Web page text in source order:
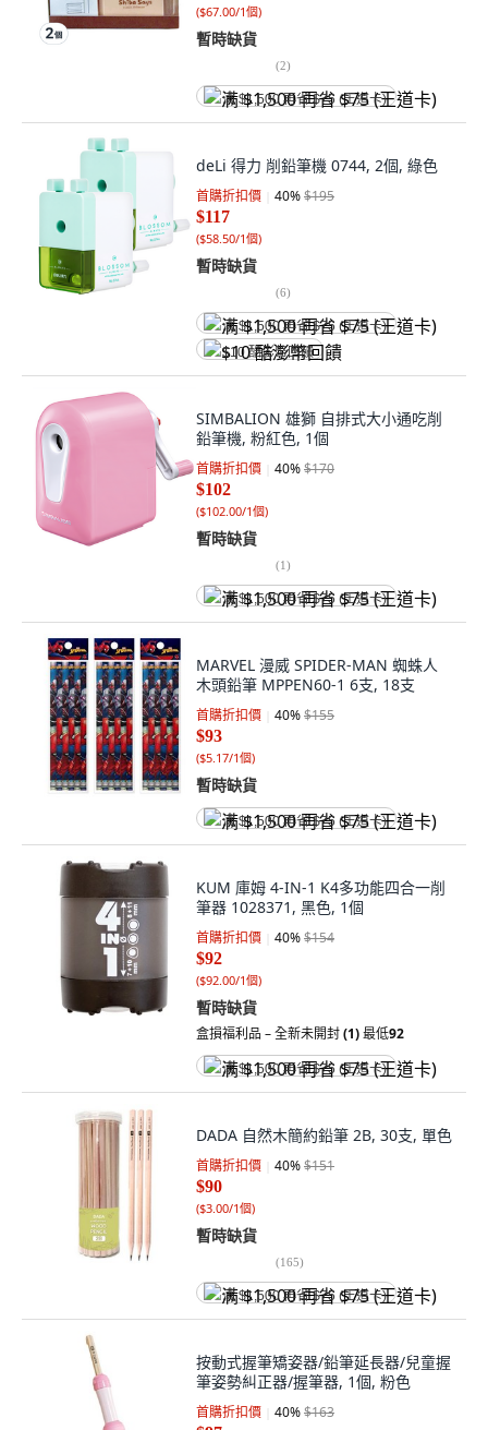
($67.00/1個)
暫時缺貨
(2)
满 $1,500 再省 $75 (王道卡)
deLi 得力 削鉛筆機 0744, 2個, 綠色
首購折扣價 40%$195
$117
($58.50/1個)
暫時缺貨
(6)
满 $1,500 再省 $75 (王道卡)
$10 酷澎幣回饋
SIMBALION 雄獅 自排式大小通吃削
鉛筆機, 粉紅色, 1個
首購折扣價 40%$170
$102
($102.00/1個)
暫時缺貨
(1)
满 $1,500 再省 $75 (王道卡)
MARVEL 漫威 SPIDER-MAN 蜘蛛人
木頭鉛筆 MPPEN60-1 6支, 18支
首購折扣價 40%$155
$93
($5.17/1個)
暫時缺貨
满 $1,500 再省 $75 (王道卡)
KUM 庫姆 4-IN-1 K4多功能四合一削
筆器 1028371, 黑色, 1個
首購折扣價 40%$154
$92
($92.00/1個)
暫時缺貨
盒損福利品 – 全新未開封(1)最低92
满 $1,500 再省 $75 (王道卡)
DADA 自然木簡約鉛筆 2B, 30支, 單色
首購折扣價 40%$151
$90
($3.00/1個)
暫時缺貨
(165)
满 $1,500 再省 $75 (王道卡)
按動式握筆矯姿器/鉛筆延長器/兒童握
筆姿勢糾正器/握筆器, 1個, 粉色
首購折扣價 40%$163